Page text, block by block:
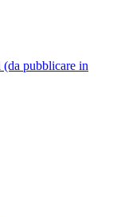
pubblicare in